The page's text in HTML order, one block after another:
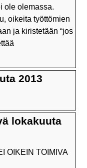
ole olemassa.
oikeita työttömien
ja kiristetään “jos
2013
lokakuuta
OIKEIN TOIMIVA